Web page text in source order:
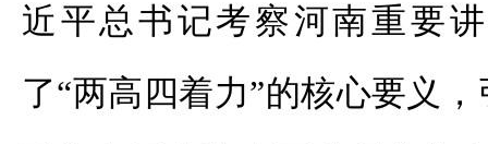
近平总书记考察河南重要
了“两高四着力”的核心要义